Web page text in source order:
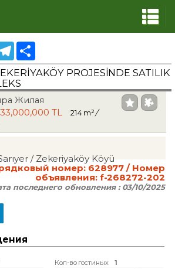
Telegram
PROJESİNDE SATILIK
Жилая
33,000,000 TL 214 m²/
/ Zekeriyaköy Köyü
номер: 628977 / Номер
объявления: f-268272-202
последнего обновления :03/10/2025
Кол-во гостиных
1